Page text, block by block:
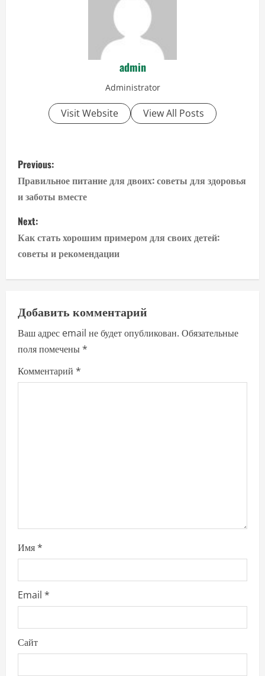
admin
Administrator
Visit Website View All Posts
P
o
s
t
n
a
v
i
g
a
Previous:
Правильное питание для двоих: советы для здоровья
и заботы вместе
Next:
Как стать хорошим примером для своих детей:
советы и рекомендации
Добавить комментарий
Ваш адрес email не будет опубликован. Обязательные
поля помечены*
Комментарий *
Имя*
Email *
Сайт